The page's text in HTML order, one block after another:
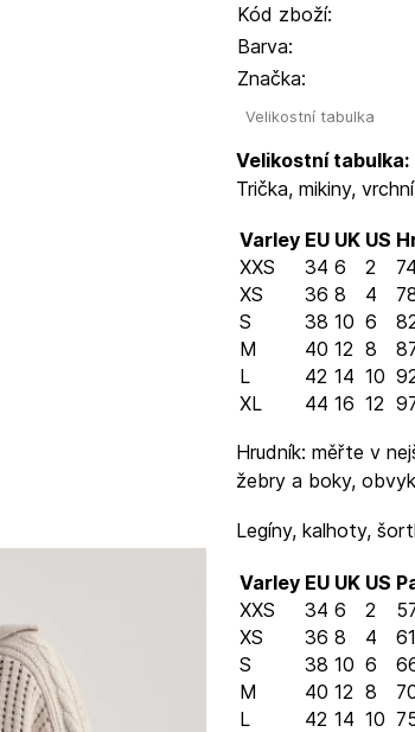
Kód zboží:
Barva:
Značka:
Velikostní tabulka
Velikostní tabulka:
Trička, mikiny,
Varley EU UK US
XXS
34 6 2
XS
36 8 4
S
38 10 6
M
40 12 8
L
42 14 10
XL
44 16 12
Hrudník: měřte v
žebry a boky,
Legíny, kalhoty,
Varley EU UK US
XXS
34 6 2
XS
36 8 4
S
38 10 6
M
40 12 8
L
42 14 10